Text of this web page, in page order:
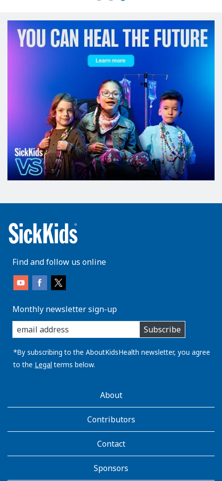
Find and follow us online
Monthly newsletter sign-up
enter
you
email
address:
Subscribe
*By subscribing to the AboutKidsHealth newsletter, you agree
to the Legal terms below.
AboutKidsHealthAbout
Contributors
Contact
Sponsors